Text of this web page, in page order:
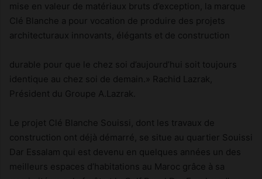
mise en valeur de matériaux bruts d’exception, la marque
Clé Blanche a pour vocation de produire des projets
architecturaux innovants, élégants et de construction
durable pour que le chez soi d’aujourd’hui soit toujours
identique au chez soi de demain.» Rachid Lazrak,
Président du Groupe A.Lazrak.
Le projet Clé Blanche Souissi, dont les travaux de
construction ont déjà démarré, se situe au quartier Souissi
Dar Essalam qui est devenu en quelques années un des
meilleurs espaces d’habitations au Maroc grâce à sa